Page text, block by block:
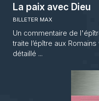
La paix avec Dieu
BILLETER MAX
Un commentaire de
traite l’épître aux
détaillé ...